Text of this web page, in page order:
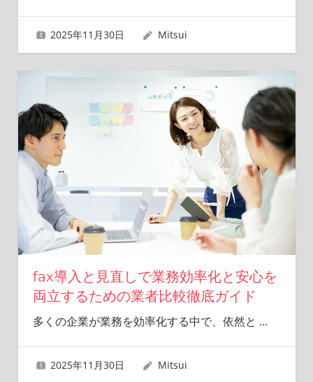
2025年11月30日 Mitsui
fax導入と見直しで業務効率化と安心を
両立するための業者比較徹底ガイド
多くの企業が業務を効率化する中で、依然と …
2025年11月30日 Mitsui